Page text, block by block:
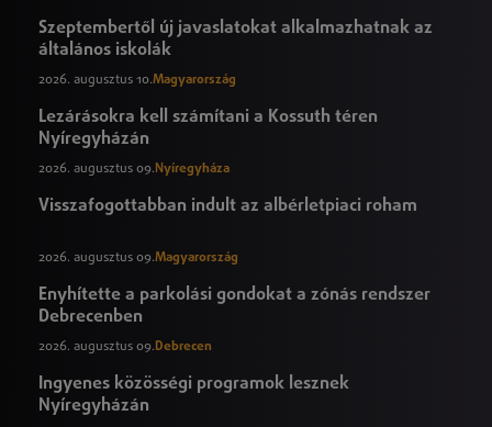
Szeptembertől új javaslatokat alkalmazhatnak az
általános iskolák
2026. augusztus 10.Magyarország
Lezárásokra kell számítani a Kossuth téren
Nyíregyházán
2026. augusztus 09. Nyíregyháza
Visszafogottabban indult az albérletpiaci roham
2026. augusztus 09.Magyarország
Enyhítette a parkolási gondokat a zónás rendszer
Debrecenben
2026. augusztus 09.Debrecen
Ingyenes közösségi programok lesznek
Nyíregyházán